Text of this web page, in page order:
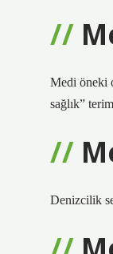
Medi öneki
sağlık”
Denizcilik